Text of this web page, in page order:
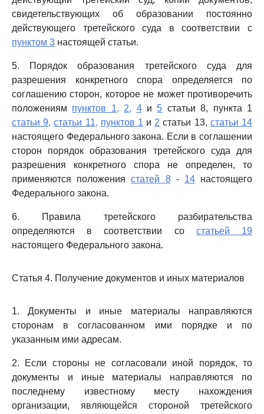
свидетельствующих об образовании постоянно
действующего третейского суда в соответствии с
пунктом 3 настоящей статьи.
5. Порядок образования третейского суда для
разрешения конкретного спора определяется по
соглашению сторон, которое не может противоречить
положениям пунктов 1, 2, 4и 5 статьи 8, пункта 1
статьи 9, статьи 11, пунктов 1 и 2 статьи 13, статьи 14
настоящего Федерального закона. Если в соглашении
сторон порядок образования третейского суда для
разрешения конкретного спора не определен, то
применяются положениястатей 8- 14настоящего
Федерального закона.
6. Правила третейского разбирательства
определяются в соответствии со статьей 19
настоящего Федерального закона.
Статья 4. Получение документов и иных материалов
1. Документы и иные материалы направляются
сторонам в согласованном ими порядке и по
указанным ими адресам.
2. Если стороны не согласовали иной порядок, то
документы и иные материалы направляются по
последнему известному месту нахождения
организации, являющейся стороной третейского